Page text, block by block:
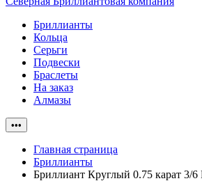
Бриллианты
Кольца
Серьги
Подвески
Браслеты
На заказ
Алмазы
•••
Главная страница
Бриллианты
Бриллиант Круглый 0.75 карат 3/6